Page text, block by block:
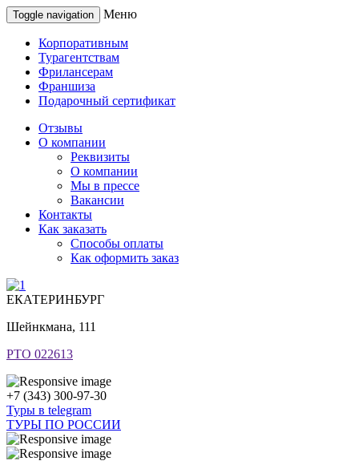
Toggle navigation Меню
Корпоративным
Турагентствам
Фрилансерам
Франшиза
Подарочный сертификат
Отзывы
О компании
Реквизиты
О компании
Мы в прессе
Вакансии
Контакты
Как заказать
Способы оплаты
Как оформить заказ
ЕКАТЕРИНБУРГ
Шейнкмана, 111
РТО 022613
+7 (343) 300-97-30
Туры в telegram
ТУРЫ ПО РОССИИ